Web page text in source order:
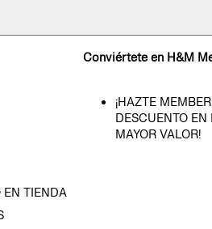
TIENDA
Conviértete en H&M
¡HAZTE
DESCUENTO
MAYOR VALOR!